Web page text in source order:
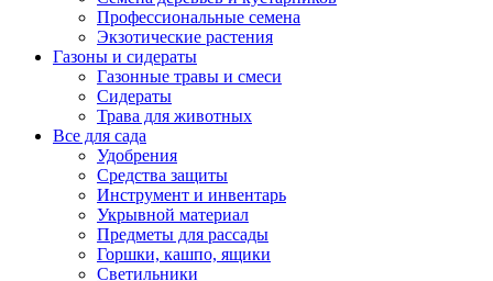
Профессиональные семена
Экзотические растения
Газоны и сидераты
Газонные травы и смеси
Сидераты
Трава для животных
Все для сада
Удобрения
Средства защиты
Инструмент и инвентарь
Укрывной материал
Предметы для рассады
Горшки, кашпо, ящики
Светильники